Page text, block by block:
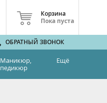
Корзина
Пока пуста
ОБРАТНЫЙ ЗВОНОК
Маникюр,
педикюр
Ещё